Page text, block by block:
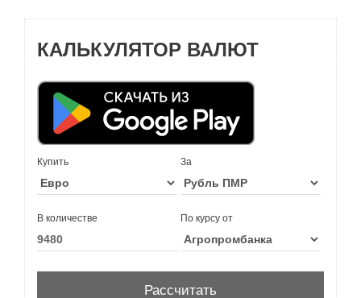
КАЛЬКУЛЯТОР ВАЛЮТ
Купить За
В количестве По курсу от